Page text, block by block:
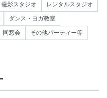
撮影スタジオ レンタルスタジオ
ダンス・ヨガ教室
同窓会 その他パーティー等